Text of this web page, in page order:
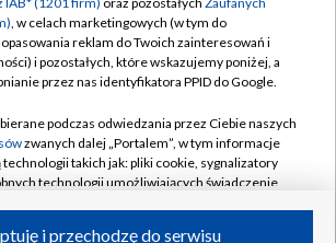
TVP
Cyfrowa
Polityka prywatności
Moje zgody
Pomoc
Kontakt
Kanały
, w celach marketingowych (w tym do
reklam do Twoich zainteresowań i
i pozostałych, które wskazujemy poniżej, a
przez nas identyfikatora PPID do Google.
podczas odwiedzania przez Ciebie naszych
zwanych dalej „Portalem”, w tym informacje
technologii takich jak: pliki cookie, sygnalizatory
technologii umożliwiających świadczenie
i przechodzę do serwisu